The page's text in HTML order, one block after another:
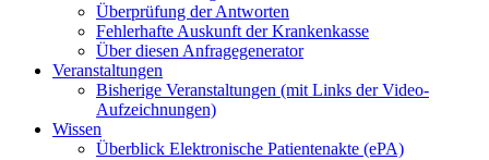
Überprüfung der Antworten
Fehlerhafte Auskunft der Krankenkasse
Über diesen Anfragegenerator
Veranstaltungen
Bisherige Veranstaltungen (mit Links der Video-
Aufzeichnungen)
Wissen
Überblick Elektronische Patientenakte (ePA)